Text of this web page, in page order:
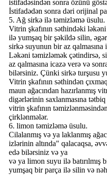
istifadəsindən sonra özünü
İstifadədən sonra dəri orijinal
5. Ağ sirkə ilə təmizləmə üsulu.
Vitrin şkafının səthindəki
ilə yumşaq bir şəkildə silin,
sirkə suyunun bir az qalmasına
Ləkəni təmizləmək çətindirsə,
az qalmasına icazə verə və
bilərsiniz. Çünki sirkə turşusu
Vitrin şkafının səthindən
maun ağacından hazırlanmış
digərlərinin saxlanmasına
vitrin şkafının
çirklənmələr.
6. limon təmizləmə üsulu.
Cilalanmış və ya laklanmış
izlərinin altında" qalacaqsa,
edə bilərsiniz və ya
və ya limon suyu ilə batırılmış
yumşaq bir parça ilə silin və